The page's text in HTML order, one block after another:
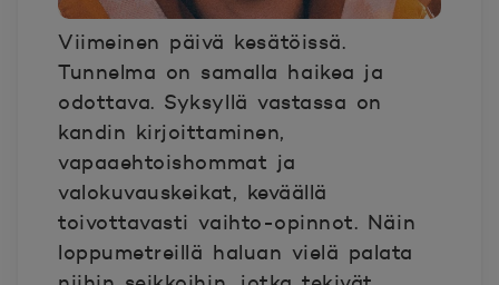
Viimeinen päivä kesätöissä.
Tunnelma on samalla haikea ja
odottava. Syksyllä vastassa on
kandin kirjoittaminen,
vapaaehtoishommat ja
valokuvauskeikat, keväällä
toivottavasti vaihto-opinnot. Näin
loppumetreillä haluan vielä palata